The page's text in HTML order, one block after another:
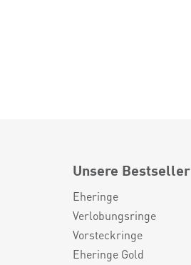
Unsere Bestseller
Eheringe
Verlobungsringe
Vorsteckringe
Eheringe Gold